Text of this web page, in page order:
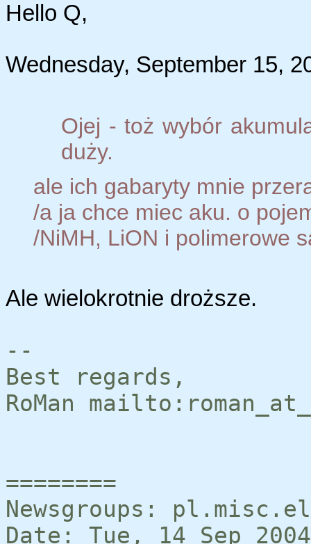
Hello Q,
Wednesday, September 15,
Ojej - toż wybór
duży.
ale ich gabaryty mnie
/a ja chce miec aku. o
/NiMH, LiON i polimerowe
Ale wielokrotnie droższe.
--
Best regards,
RoMan
========
Newsgroups:
Date: Tue, 14 Sep